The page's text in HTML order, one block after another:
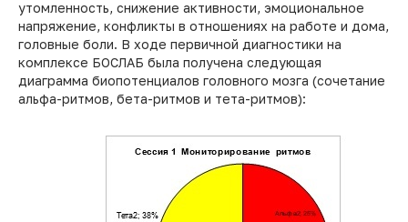
утомленность, снижение активности, эмоциональное
напряжение, конфликты в отношениях на работе и дома,
головные боли. В ходе первичной диагностики на
комплексе БОСЛАБ была получена следующая
диаграмма биопотенциалов головного мозга (сочетание
альфа-ритмов, бета-ритмов и тета-ритмов):